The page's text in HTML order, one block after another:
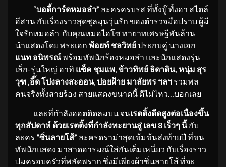
“บอดี้การ์ดหมอลำ” ละครครบรส ที่ทั้งบู๊ ทั้งฮา สไตล์
อีสาน กับเรื่องราวสุดชุลมุนวุ่นรัก ของตำรวจมือปราบ ผู้มี
ใจรักหมอลำ กับคุณหมอไฮโซ ทายาทเศรษฐีพันล้าน
นำแสดงโดย พระเอก พ้อยท์ ชลวิทย์ประกบคู่ นางเอก
แนท อนิพรณ์พร้อมทัพนักร้องหมอลำ และนักแสดงรุ่น
เล็ก-รุ่นใหญ่ อาทิ แซ็ค ชุมแพ ข้าวทิพย์ ธิดาดิน, หนุ่ม สุร
วุฑ , อี๊ด โปงลางสะออน, ปอยฝ้าย มาลัยพร ฯลฯ รวมพล
คนจริงทั้งสายร้อง สายแสดงขนาดนี้ ดีไม่ไหว…บอกเลย
และที่กำลังฮอตติดลมบน จนเรตติ้งดีดสูงต่อเนื่องขึ้น
ทุกสัปดาห์ ด้วยเรตติ้งที่กำลังทะยานสู่ เลข 8 เร็วๆ นี้กับ
ละคร “ซิ่นลายโส้” ละครดราม่าสุดเข้มข้นส่งท้ายปี ที่ขน
ทัพนักแสดง มาสาดอารมณ์ใส่กันเต็มเหนี่ยว กับเรื่องราว
ปมครอบครัวที่พลัดพราก ซึ่งมีเพียงผ้าซิ่นลายโส้ ที่จะ